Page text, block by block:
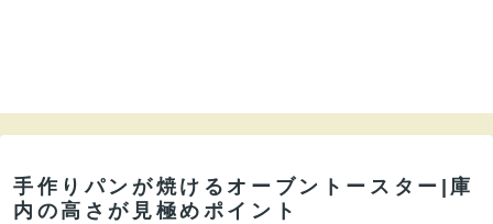
手作りパンが焼けるオーブントースター|庫
内の高さが見極めポイント